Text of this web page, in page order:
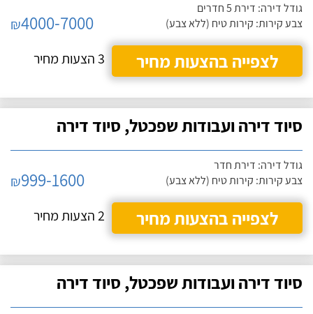
גודל דירה: דירת 5 חדרים
צבע קירות: קירות טיח (ללא צבע)
₪4000-7000
לצפייה בהצעות מחיר
3 הצעות מחיר
סיוד דירה ועבודות שפכטל, סיוד דירה
גודל דירה: דירת חדר
צבע קירות: קירות טיח (ללא צבע)
₪999-1600
לצפייה בהצעות מחיר
2 הצעות מחיר
סיוד דירה ועבודות שפכטל, סיוד דירה